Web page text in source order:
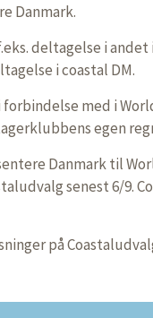
Danmark.
deltagelse i
i coastal DM.
med i
egen
Danmark til
senest 6/9.
på